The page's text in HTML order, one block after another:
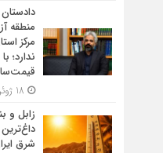
منطقه
مرکز
ندارد؛
زابل و
شرق